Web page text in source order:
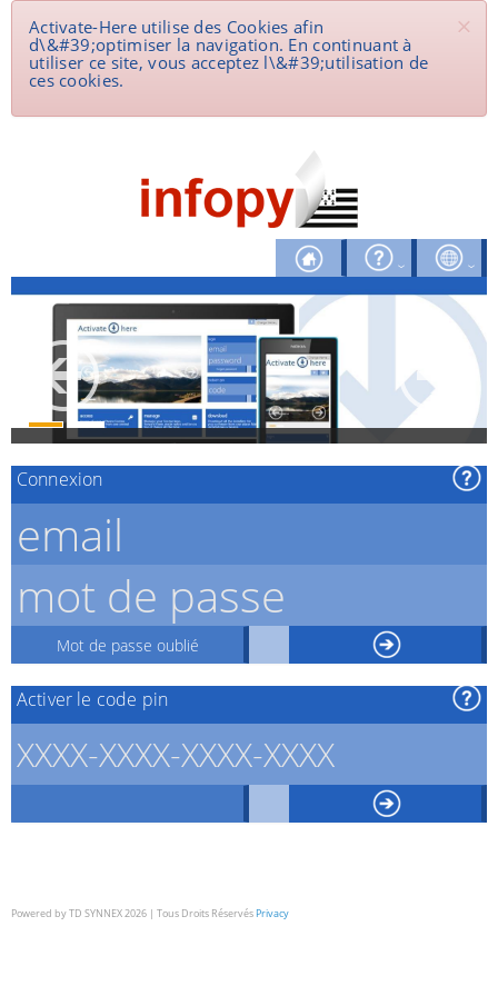
×
Activate-Here utilise des Cookies afin
d\&#39;optimiser la navigation. En continuant à
utiliser ce site, vous acceptez l\&#39;utilisation de
ces cookies.
Connexion
Mot de passe oublié
Activer le code pin
Powered by TD SYNNEX 2026 | Tous Droits Réservés Privacy